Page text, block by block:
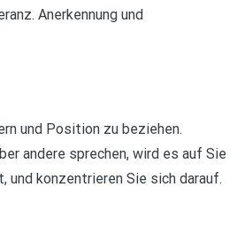
Anerkennung und
und Position zu beziehen.
andere sprechen, wird es auf Sie
und konzentrieren Sie sich darauf.